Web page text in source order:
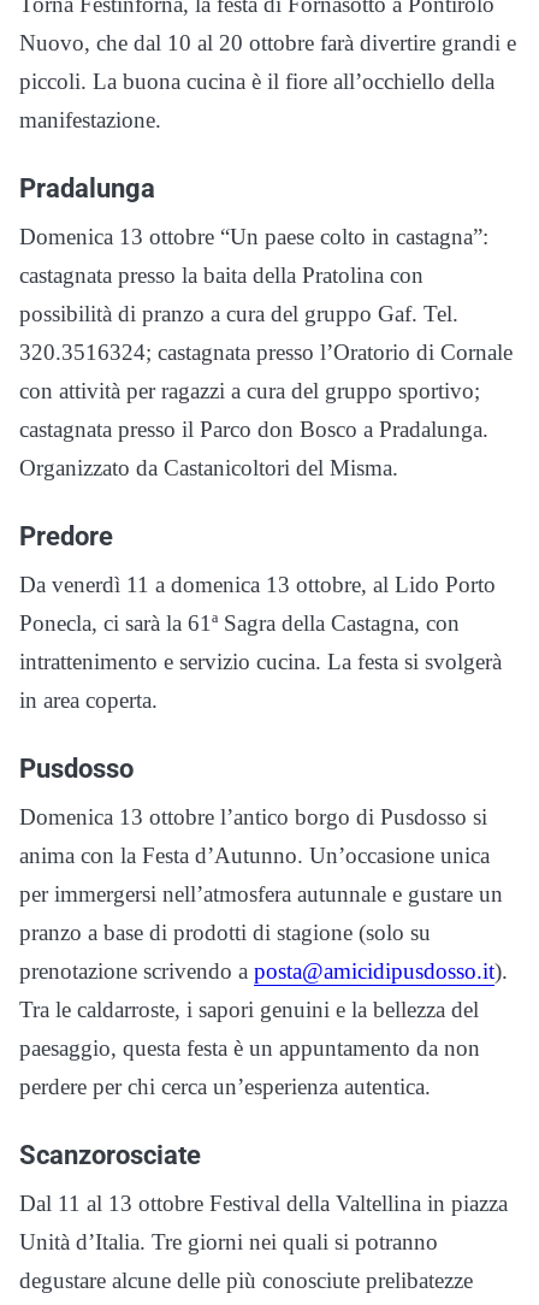
Nuovo, che dal 10 al 20 ottobre farà divertire grandi e
piccoli. La buona cucina è il fiore all’occhiello della
manifestazione.
Pradalunga
Domenica 13 ottobre “Un paese colto in castagna”:
castagnata presso la baita della Pratolina con
possibilità di pranzo a cura del gruppo Gaf. Tel.
320.3516324; castagnata presso l’Oratorio di Cornale
con attività per ragazzi a cura del gruppo sportivo;
castagnata presso il Parco don Bosco a Pradalunga.
Organizzato da Castanicoltori del Misma.
Predore
Da venerdì 11 a domenica 13 ottobre, al Lido Porto
Ponecla, ci sarà la 61ª Sagra della Castagna, con
intrattenimento e servizio cucina. La festa si svolgerà
in area coperta.
Pusdosso
Domenica 13 ottobre l’antico borgo di Pusdosso si
anima con la Festa d’Autunno. Un’occasione unica
per immergersi nell’atmosfera autunnale e gustare un
pranzo a base di prodotti di stagione (solo su
prenotazione scrivendo a posta@amicidipusdosso.it).
Tra le caldarroste, i sapori genuini e la bellezza del
paesaggio, questa festa è un appuntamento da non
perdere per chi cerca un’esperienza autentica.
Scanzorosciate
Dal 11 al 13 ottobre Festival della Valtellina in piazza
Unità d’Italia. Tre giorni nei quali si potranno
degustare alcune delle più conosciute prelibatezze